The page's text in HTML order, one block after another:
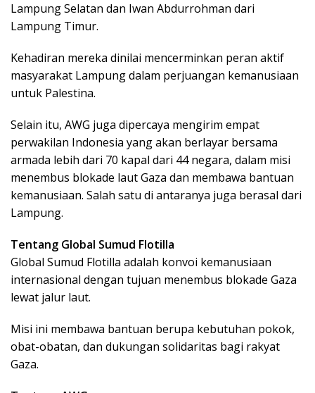
Lampung Selatan dan Iwan Abdurrohman dari
Lampung Timur.
Kehadiran mereka dinilai mencerminkan peran aktif
masyarakat Lampung dalam perjuangan kemanusiaan
untuk Palestina.
Selain itu, AWG juga dipercaya mengirim empat
perwakilan Indonesia yang akan berlayar bersama
armada lebih dari 70 kapal dari 44 negara, dalam misi
menembus blokade laut Gaza dan membawa bantuan
kemanusiaan. Salah satu di antaranya juga berasal dari
Lampung.
Tentang Global Sumud Flotilla
Global Sumud Flotilla adalah konvoi kemanusiaan
internasional dengan tujuan menembus blokade Gaza
lewat jalur laut.
Misi ini membawa bantuan berupa kebutuhan pokok,
obat-obatan, dan dukungan solidaritas bagi rakyat
Gaza.